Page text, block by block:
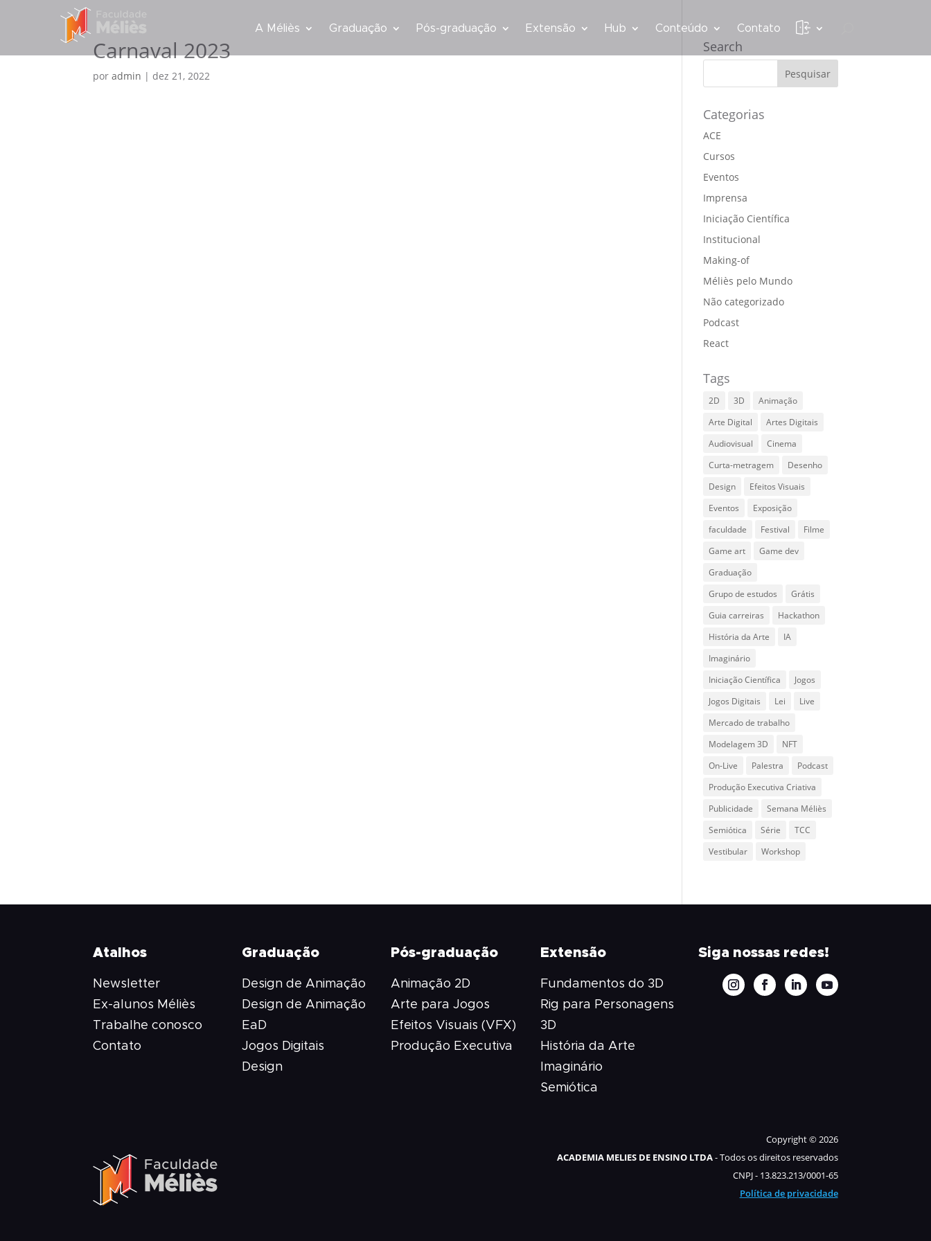
A Méliès Graduação Pós-graduação Extensão Hub Conteúdo Contato
Carnaval 2023
poradmin | dez 21, 2022
Search
Categorias
ACE
Cursos
Eventos
Imprensa
Iniciação Científica
Institucional
Making-of
Méliès pelo Mundo
Não categorizado
Podcast
React
Tags
2D 3D
Animação
Arte Digital
Artes Digitais
Audiovisual
Cinema
Curta-metragem
Desenho
Design
Efeitos Visuais
Eventos
Exposição
faculdade
Festival
Filme
Game art
Game dev
Graduação
Grupo de estudos
Grátis
Guia carreiras
Hackathon
História da Arte
IA
Imaginário
Iniciação Científica
Jogos
Jogos Digitais
Lei
Live
Mercado de trabalho
Modelagem 3D
NFT
On-Live
Palestra
Podcast
Produção Executiva Criativa
Publicidade
Semana Méliès
Semiótica
Série
TCC
Vestibular
Workshop
Atalhos
Newsletter
Ex-alunos Méliès
Trabalhe conosco
Contato
Graduação
Design de Animação
Design de Animação
EaD
Jogos Digitais
Design
Pós-graduação
Animação 2D
Arte para Jogos
Efeitos Visuais (VFX)
Produção Executiva
Extensão
Fundamentos do 3D
Rig para Personagens
3D
História da Arte
Imaginário
Semiótica
Siga nossas redes!
Copyright © 2026
ACADEMIA MELIES DE ENSINO LTDA- Todos os direitos reservados
CNPJ - 13.823.213/0001-65
Política de privacidade